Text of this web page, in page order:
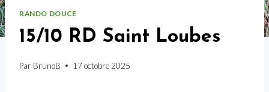
RANDO DOUCE
15/10 RD Saint Loubes
Par BrunoB 17 octobre 2025